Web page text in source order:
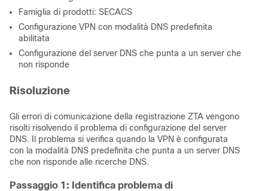
Famiglia di prodotti: SECACS
Configurazione VPN con modalità DNS predefinita
abilitata
Configurazione del server DNS che punta a un server che
non risponde
Risoluzione
Gli errori di comunicazione della registrazione ZTA vengono
risolti risolvendo il problema di configurazione del server
DNS. Il problema si verifica quando la VPN è configurata
con la modalità DNS predefinita che punta a un server DNS
che non risponde alle ricerche DNS.
Passaggio 1: Identifica problema di